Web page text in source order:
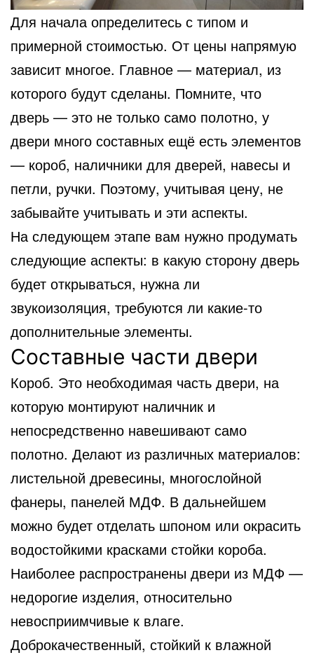
Для начала определитесь с типом и
примерной стоимостью. От цены напрямую
зависит многое. Главное — материал, из
которого будут сделаны. Помните, что
дверь — это не только само полотно, у
двери много составных ещё есть элементов
— короб, наличники для дверей, навесы и
петли, ручки. Поэтому, учитывая цену, не
забывайте учитывать и эти аспекты.
На следующем этапе вам нужно продумать
следующие аспекты: в какую сторону дверь
будет открываться, нужна ли
звукоизоляция, требуются ли какие-то
дополнительные элементы.
Составные части двери
Короб. Это необходимая часть двери, на
которую монтируют наличник и
непосредственно навешивают само
полотно. Делают из различных материалов:
листельной древесины, многослойной
фанеры, панелей МДФ. В дальнейшем
можно будет отделать шпоном или окрасить
водостойкими красками стойки короба.
Наиболее распространены двери из МДФ —
недорогие изделия, относительно
невосприимчивые к влаге.
Доброкачественный, стойкий к влажной